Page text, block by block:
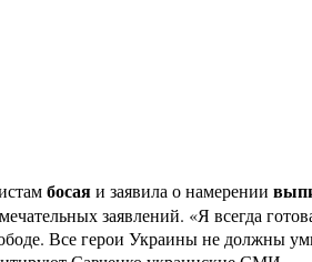
босаяи заявила о намерении
заявлений. «Я всегда
Все герои Украины не должны